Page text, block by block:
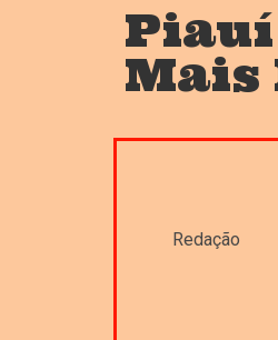
Piauí
Mais
Redação